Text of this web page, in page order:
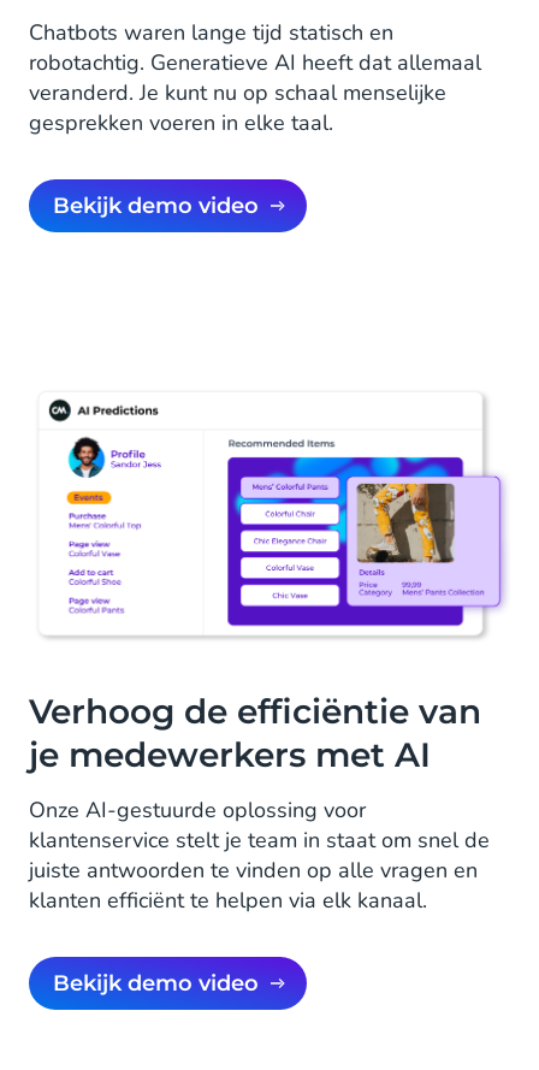
Chatbots waren lange tijd statisch en
robotachtig. Generatieve AI heeft dat allemaal
veranderd. Je kunt nu op schaal menselijke
gesprekken voeren in elke taal.
Bekijk demo video
Verhoog de efficiëntie van
je medewerkers met AI
Onze AI-gestuurde oplossing voor
klantenservice stelt je team in staat om snel de
juiste antwoorden te vinden op alle vragen en
klanten efficiënt te helpen via elk kanaal.
Bekijk demo video